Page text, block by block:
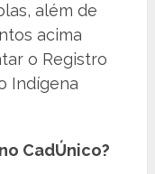
além de
acima
o Registro
Indígena
no CadÚnico?